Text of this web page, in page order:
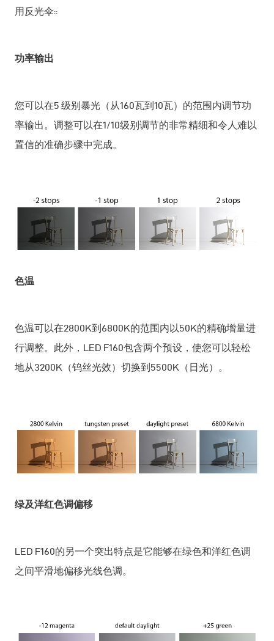
用反光伞::
功率输出
您可以在5 级别暴光（从160瓦到10瓦）的范围内调节功
率输出。调整可以在1/10级别调节的非常精细和令人难以
置信的准确步骤中完成。
色温
色温可以在2800K到6800K的范围内以50K的精确增量进
行调整。此外，LED F160包含两个预设，使您可以轻松
地从3200K（钨丝光效）切换到5500K（日光）。
绿及洋红色调偏移
LED F160的另一个突出特点是它能够在绿色和洋红色调
之间平滑地偏移光线色调。